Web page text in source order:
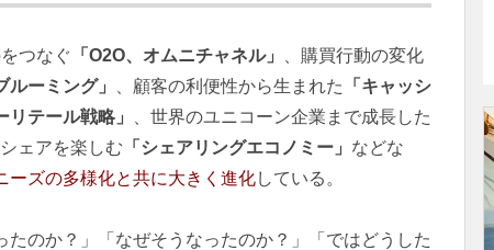
つなぐ 「O2O、オムニチャネル」
、購買行動の変化
ルーミング」 、顧客の利便性から生まれた
「キャッシ
リテール戦略」
、世界のユニコーン企業まで成長した
シェアを楽しむ 「シェアリングエコノミー」 などな
ーズの多様化と共に大きく進化している。
のか？」「なぜそうなったのか？」「ではどうした